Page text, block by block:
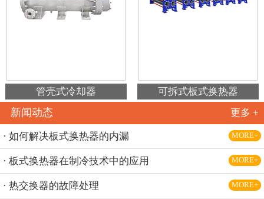
管壳式冷却器 可拆式板式换热器
新闻动态 更多 +
· 如何解决板式换热器的内漏 MORE+
· 板式换热器在制冷技术中的应用 MORE+
· 热交换器的故障处理 MORE+